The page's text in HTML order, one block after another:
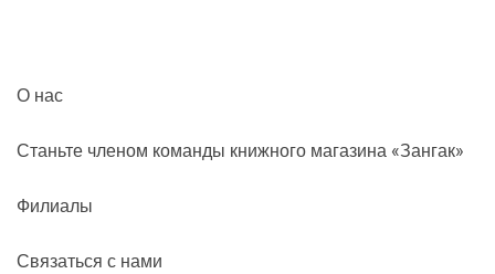
О нас
Станьте членом команды книжного магазина «Зангак»
Филиалы
Связаться с нами